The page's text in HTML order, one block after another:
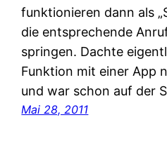
funktionieren dann als
die entsprechende
springen. Dachte
Funktion mit einer App
und war schon auf der
Mai 28, 2011